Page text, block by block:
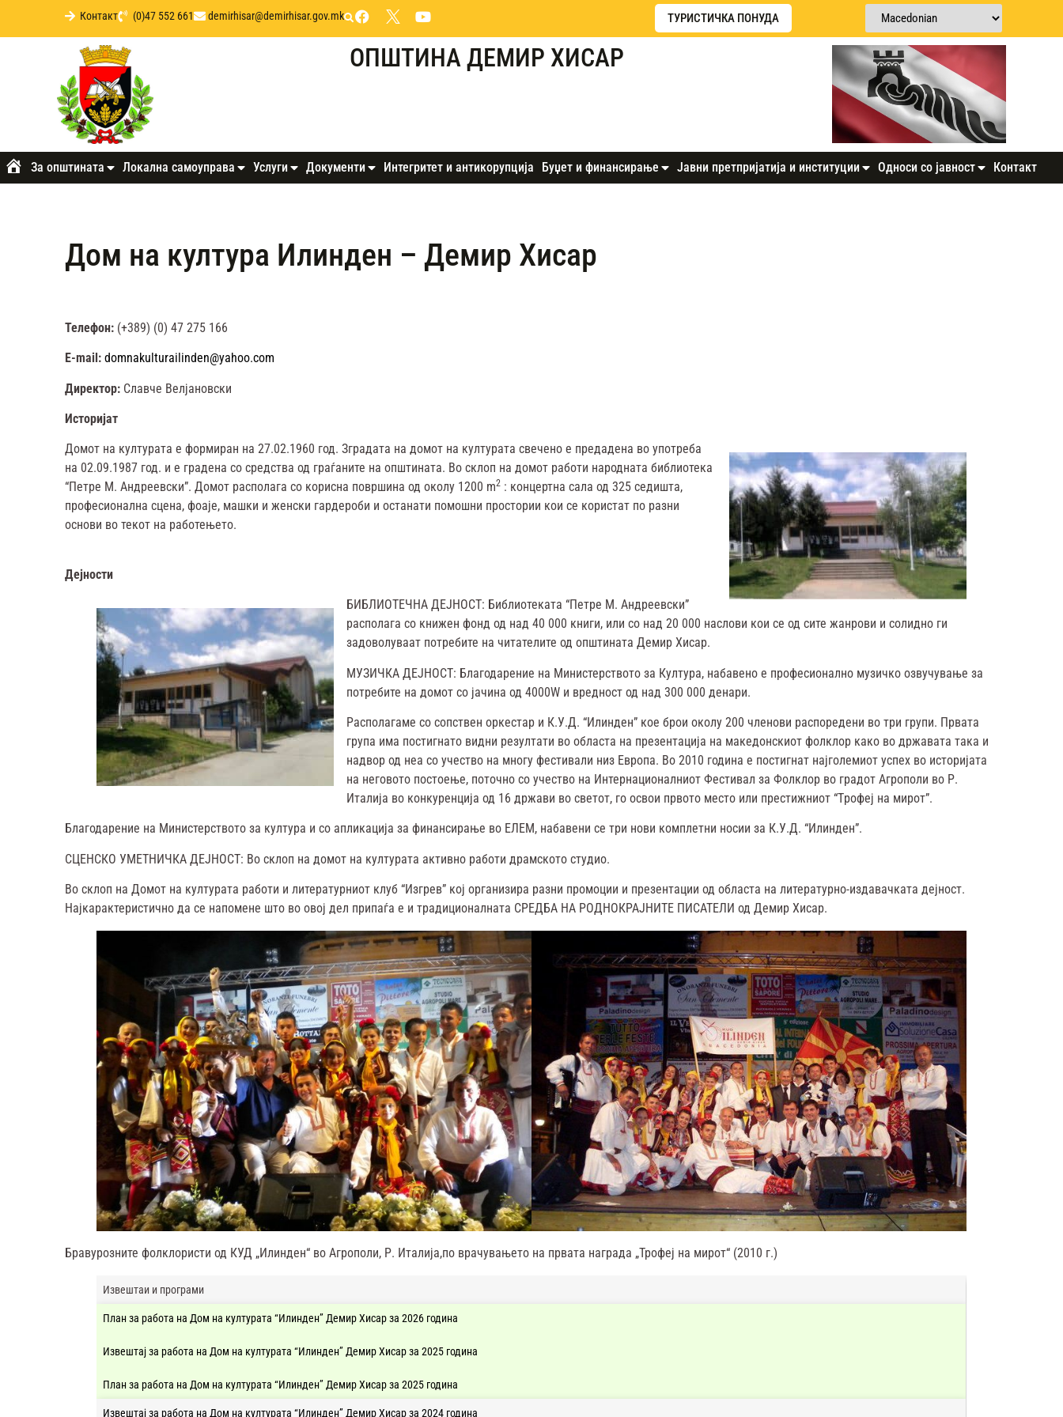
Контакт (0)47 552 661 demirhisar@demirhisar.gov.mk ТУРИСТИЧКА ПОНУДА
ОПШТИНА ДЕМИР ХИСАР
ПочетнаЗа општината Локална самоуправа Услуги Документи Интегритет и антикорупција Буџет и финансирање Јавни претпријатија и институции Односи со јавност Контакт
Дом на култура Илинден – Демир Хисар
Телефон: (+389) (0) 47 275 166
E-mail: domnakulturailinden@yahoo.com
Директор: Славче Велјановски
Историјат
Домот на културата е формиран на 27.02.1960 год. Зградата на домот на културата свечено е предадена во употреба
на 02.09.1987 год. и е градена со средства од граѓаните на општината. Во склоп на домот работи народната библиотека
“Петре М. Андреевски”. Домот располага со корисна површина од околу 1200 m2 : концертна сала од 325 седишта,
професионална сцена, фоаје, машки и женски гардероби и останати помошни простории кои се користат по разни
основи во текот на работењето.
Дејности
БИБЛИОТЕЧНА ДЕЈНОСТ: Библиотеката “Петре М. Андреевски”
располага со книжен фонд од над 40 000 книги, или со над 20 000 наслови кои се од сите жанрови и солидно ги
задоволуваат потребите на читателите од општината Демир Хисар.
МУЗИЧКА ДЕЈНОСТ: Благодарение на Министерството за Култура, набавено е професионално музичко озвучување за
потребите на домот со јачина од 4000W и вредност од над 300 000 денари.
Располагаме со сопствен оркестар и К.У.Д. “Илинден” кое брои околу 200 членови распоредени во три групи. Првата
група има постигнато видни резултати во областа на презентација на македонскиот фолклор како во државата така и
надвор од неа со учество на многу фестивали низ Европа. Во 2010 година е постигнат најголемиот успех во историјата
на неговото постоење, поточно со учество на Интернационалниот Фестивал за Фолклор во градот Агрополи во Р.
Италија во конкуренција од 16 држави во светот, го освои првото место или престижниот “Tрофеј на мирот”.
Благодарение на Министерството за култура и со апликација за финансирање во ЕЛЕМ, набавени се три нови комплетни носии за К.У.Д. “Илинден”.
СЦЕНСКО УМЕТНИЧКА ДЕЈНОСТ: Во склоп на домот на културата активно работи драмското студио.
Во склоп на Домот на културата работи и литературниот клуб “Изгрев” кој организира разни промоции и презентации од областа на литературно-издавачката дејност.
Најкарактеристично да се напомене што во овој дел припаѓа е и традиционалната СРЕДБА НА РОДНОКРАЈНИТЕ ПИСАТЕЛИ од Демир Хисар.
Бравурозните фолклористи од КУД „Илинден“ во Агрополи, Р. Италија,по врачувањето на првата награда „Трофеј на мирот“ (2010 г.)
Извештаи и програми
План за работа на Дом на културата “Илинден” Демир Хисар за 2026 година
Извештај за работа на Дом на културата “Илинден” Демир Хисар за 2025 година
План за работа на Дом на културата “Илинден” Демир Хисар за 2025 година
Извештај за работа на Дом на културата “Илинден” Демир Хисар за 2024 година